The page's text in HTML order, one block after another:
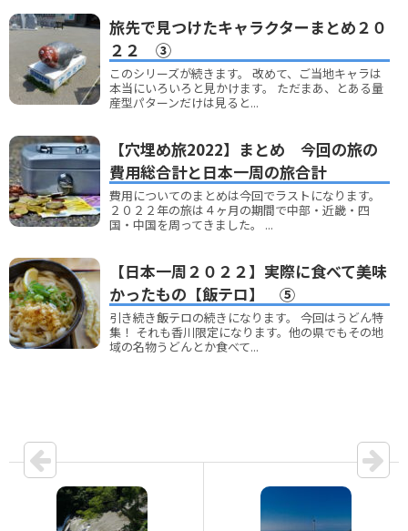
旅先で見つけたキャラクターまとめ２０
２２ ③
このシリーズが続きます。 改めて、ご当地キャラは
本当にいろいろと見かけます。 ただまあ、とある量
産型パターンだけは見ると...
【穴埋め旅2022】まとめ 今回の旅の
費用総合計と日本一周の旅合計
費用についてのまとめは今回でラストになります。
２０２２年の旅は４ヶ月の期間で中部・近畿・四
国・中国を周ってきました。 ...
【日本一周２０２２】実際に食べて美味
かったもの【飯テロ】 ⑤
引き続き飯テロの続きになります。 今回はうどん特
集！ それも香川限定になります。他の県でもその地
域の名物うどんとか食べて...